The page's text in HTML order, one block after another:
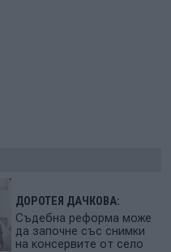
ДОРОТЕЯ ДАЧКОВА:
Съдебна реформа може
да започне със снимки
на консервите от село